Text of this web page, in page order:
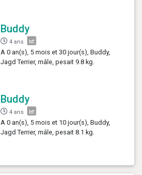
Buddy
4 ans
A 0 an(s), 5 mois et 30 jour(s), Buddy,
Jagd Terrier, mâle, pesait 9.8 kg.
Buddy
4 ans
A 0 an(s), 5 mois et 10 jour(s), Buddy,
Jagd Terrier, mâle, pesait 8.1 kg.